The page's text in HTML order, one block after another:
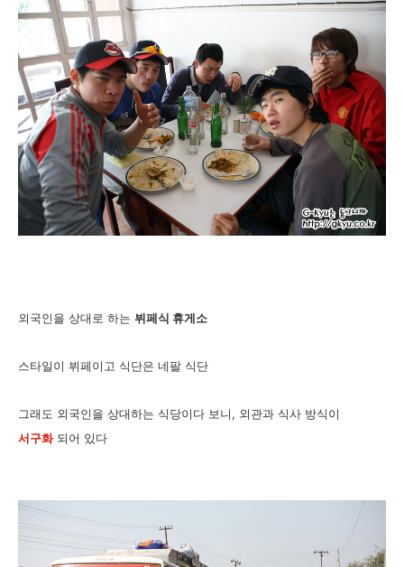
외국인을 상대로 하는 뷔페식 휴게소
스타일이 뷔페이고 식단은 네팔 식단
그래도 외국인을 상대하는 식당이다 보니, 외관과 식사 방식이
서구화되어 있다